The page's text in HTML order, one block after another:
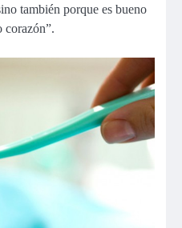
también porque es bueno
corazón”.